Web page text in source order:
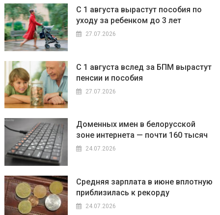
С 1 августа вырастут пособия по
уходу за ребенком до 3 лет
27.07.2026
С 1 августа вслед за БПМ вырастут
пенсии и пособия
27.07.2026
Доменных имен в белорусской
зоне интернета — почти 160 тысяч
24.07.2026
Средняя зарплата в июне вплотную
приблизилась к рекорду
24.07.2026